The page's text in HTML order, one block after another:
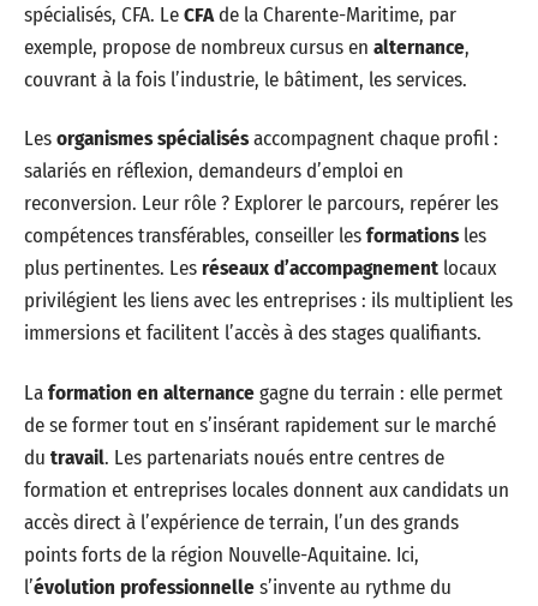
spécialisés, CFA. LeCFAde la Charente-Maritime, par
exemple, propose de nombreux cursus en alternance,
couvrant à la fois l’industrie, le bâtiment, les services.
Lesorganismes spécialisésaccompagnent chaque profil :
salariés en réflexion, demandeurs d’emploi en
reconversion. Leur rôle ? Explorer le parcours, repérer les
compétences transférables, conseiller lesformationsles
plus pertinentes. Lesréseaux d’accompagnement locaux
privilégient les liens avec les entreprises : ils multiplient les
immersions et facilitent l’accès à des stages qualifiants.
Laformation en alternancegagne du terrain : elle permet
de se former tout en s’insérant rapidement sur le marché
du travail. Les partenariats noués entre centres de
formation et entreprises locales donnent aux candidats un
accès direct à l’expérience de terrain, l’un des grands
points forts de la région Nouvelle-Aquitaine. Ici,
l’évolution professionnelles’invente au rythme du